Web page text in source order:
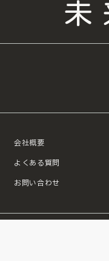
会社概要
よくある質問
お問い合わせ